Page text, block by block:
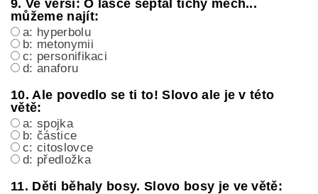
9. Ve verši: O lásce šeptal tichý mech...
můžeme najít:
a: hyperbolu
b: metonymii
c: personifikaci
d: anaforu
10. Ale povedlo se ti to! Slovo ale je v této
větě:
a: spojka
b: částice
c: citoslovce
d: předložka
11. Děti běhaly bosy. Slovo bosy je ve větě: